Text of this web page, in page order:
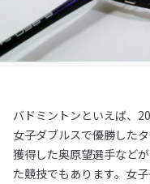
バドミントンといえば、
女子ダブルスで優勝した
獲得した奥原望選手など
た競技でもあります。女